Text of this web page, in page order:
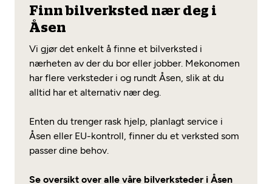
Finn bilverksted nær deg i
Åsen
Vi gjør det enkelt å finne et bilverksted i
nærheten av der du bor eller jobber. Mekonomen
har flere verksteder i og rundt Åsen, slik at du
alltid har et alternativ nær deg.
Enten du trenger rask hjelp, planlagt service i
Åsen eller EU-kontroll, finner du et verksted som
passer dine behov.
Se oversikt over alle våre bilverksteder i Åsen